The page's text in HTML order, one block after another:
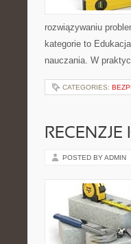
rozwiązywaniu
kategorie to
nauczania. W
CATEGORIES:
POSTED BY ADMIN